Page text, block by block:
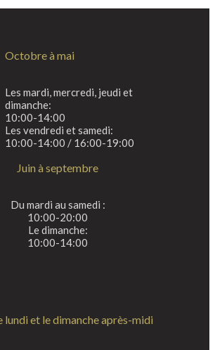
Octobre à mai
Les mardi, mercredi, jeudi et
dimanche:
10:00-14:00
Les vendredi et samedi:
10:00-14:00 / 16:00-19:00
Juin à septembre
Du mardi au samedi :
10:00-20:00
Le dimanche:
10:00-14:00
lundi et le dimanche après-midi